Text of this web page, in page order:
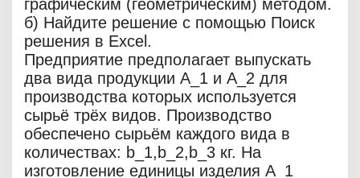
графическим (геометрическим) методом.
б) Найдите решение с помощью Поиск
решения в Excel.
Предприятие предполагает выпускать
два вида продукции A_1 и A_2 для
производства которых используется
сырьё трёх видов. Производство
обеспечено сырьём каждого вида в
количествах: b_1,b_2,b_3 кг. На
изготовление единицы изделия A_1